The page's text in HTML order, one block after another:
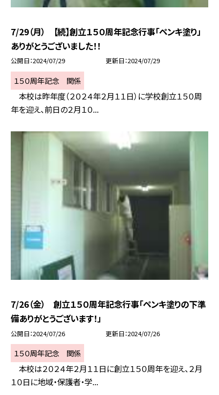
7/29（月） 【続】創立１５０周年記念行事「ペンキ塗り」
ありがとうございました！！
公開日 2024/07/29 更新日 2024/07/29
１５０周年記念 関係
本校は昨年度（２０２４年２月１１日）に学校創立１５０周
年を迎え、前日の２月１０...
7/26（金） 創立１５０周年記念行事「ペンキ塗りの下準
備ありがとうございます！」
公開日 2024/07/26 更新日 2024/07/26
１５０周年記念 関係
本校は２０２４年２月１１日に創立１５０周年を迎え、２月
１０日に地域・保護者・学...